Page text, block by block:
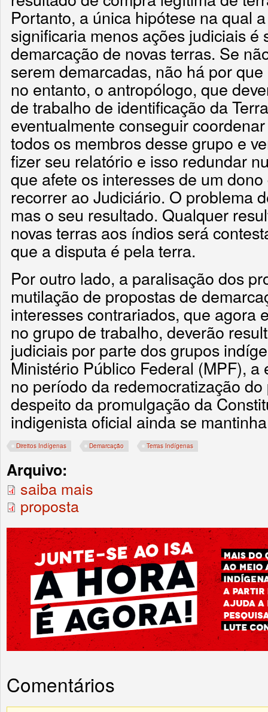
Portanto, a única hipótese na qual
significaria menos ações judiciais é
demarcação de novas terras. Se
serem demarcadas, não há por
no entanto, o antropólogo, que
de trabalho de identificação da
eventualmente conseguir
todos os membros desse grupo e
fizer seu relatório e isso redundar
que afete os interesses de um
recorrer ao Judiciário. O problema
mas o seu resultado. Qualquer
novas terras aos índios será
que a disputa é pela terra.
Por outro lado, a paralisação dos
mutilação de propostas de
interesses contrariados, que agora
no grupo de trabalho, deverão
judiciais por parte dos grupos
Ministério Público Federal (MPF), a
no período da redemocratização
despeito da promulgação da
indigenista oficial ainda se
Direitos Indígenas Demarcação Terras Indígenas
Arquivo:
saiba mais
proposta
Comentários